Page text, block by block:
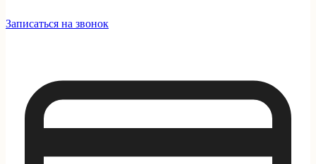
Записаться на звонок